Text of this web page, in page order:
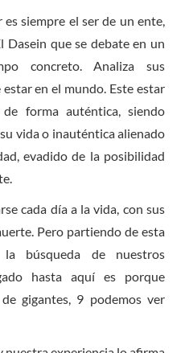
es siempre el ser de un ente,
Dasein que se debate en un
concreto. Analiza sus
en el mundo. Este estar
forma auténtica, siendo
vida o inauténtica alienado
evadido de la posibilidad
cada día a la vida, con sus
Pero partiendo de esta
la búsqueda de nuestros
hasta aquí es porque
gigantes, 9 podemos ver